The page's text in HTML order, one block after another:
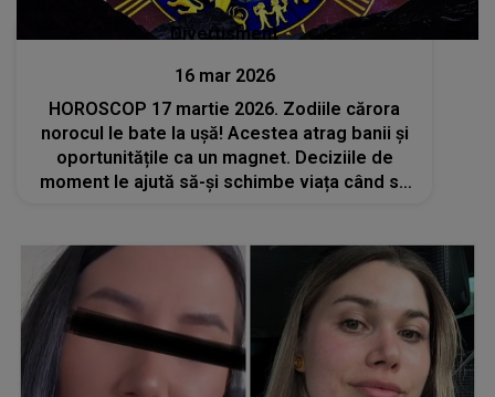
Divertisment
16 mar 2026
HOROSCOP 17 martie 2026. Zodiile cărora
norocul le bate la ușă! Acestea atrag banii și
oportunitățile ca un magnet. Deciziile de
moment le ajută să-și schimbe viața când se